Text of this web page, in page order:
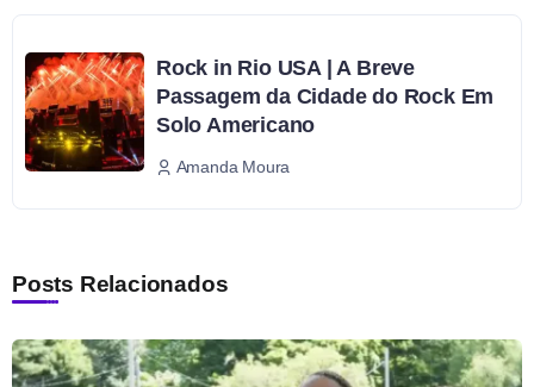
Rock in Rio USA | A Breve
Passagem da Cidade do Rock Em
Solo Americano
Amanda Moura
Posts Relacionados